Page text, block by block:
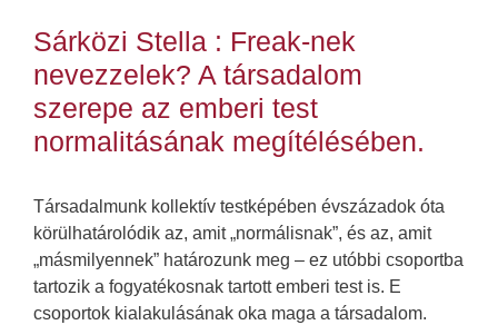
Sárközi Stella : Freak-nek
nevezzelek? A társadalom
szerepe az emberi test
normalitásának megítélésében.
Társadalmunk kollektív testképében évszázadok óta
körülhatárolódik az, amit „normálisnak”, és az, amit
„másmilyennek” határozunk meg – ez utóbbi csoportba
tartozik a fogyatékosnak tartott emberi test is. E
csoportok kialakulásának oka maga a társadalom.